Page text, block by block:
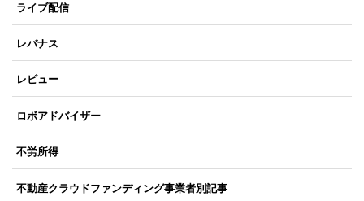
ライブ配信
レバナス
レビュー
ロボアドバイザー
不労所得
不動産クラウドファンディング事業者別記事